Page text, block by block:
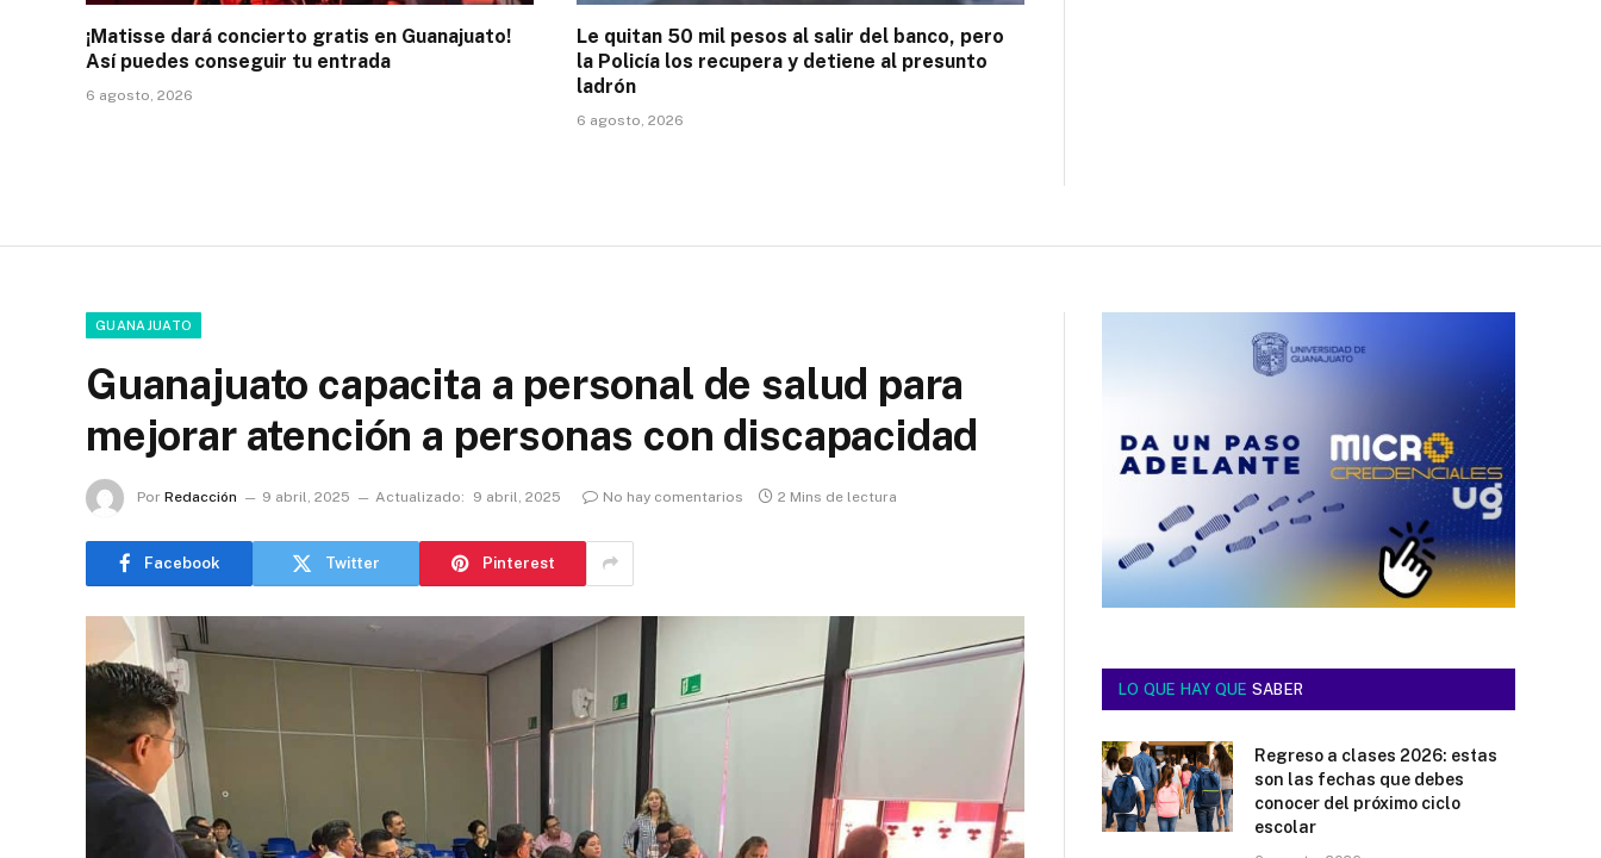
¡Matisse dará concierto gratis en Guanajuato!
Así puedes conseguir tu entrada
6 agosto, 2026
Le quitan 50 mil pesos al salir del banco, pero
la Policía los recupera y detiene al presunto
ladrón
6 agosto, 2026
GUANAJUATO
Guanajuato capacita a personal de salud para
mejorar atención a personas con discapacidad
Por Redacción 9 abril, 2025 Actualizado: 9 abril, 2025 No hay comentarios 2 Mins de lectura
Facebook Twitter Pinterest
LO QUE HAY QUE SABER
Regreso a clases 2026: estas
son las fechas que debes
conocer del próximo ciclo
escolar